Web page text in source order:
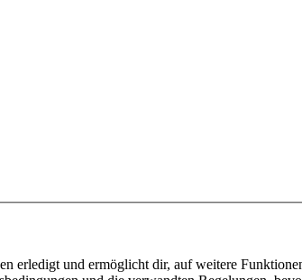
erledigt und ermöglicht dir, auf weitere